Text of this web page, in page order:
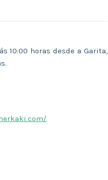
10:00 horas desde a Garita,